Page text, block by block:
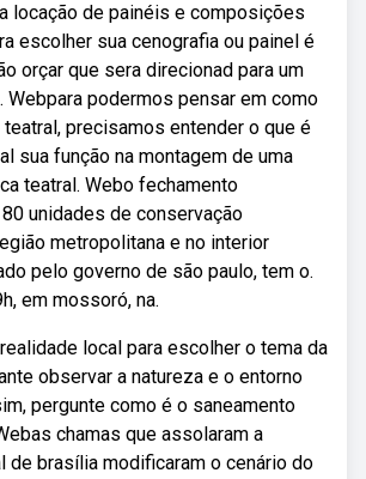
locação de painéis e composições
escolher sua cenografia ou painel é
orçar que sera direcionad para um
Webpara podermos pensar em como
teatral, precisamos entender o que é
sua função na montagem de uma
teatral. Webo fechamento
unidades de conservação
metropolitana e no interior
pelo governo de são paulo, tem o.
em mossoró, na.
local para escolher o tema da
observar a natureza e o entorno
pergunte como é o saneamento
chamas que assolaram a
de brasília modificaram o cenário do